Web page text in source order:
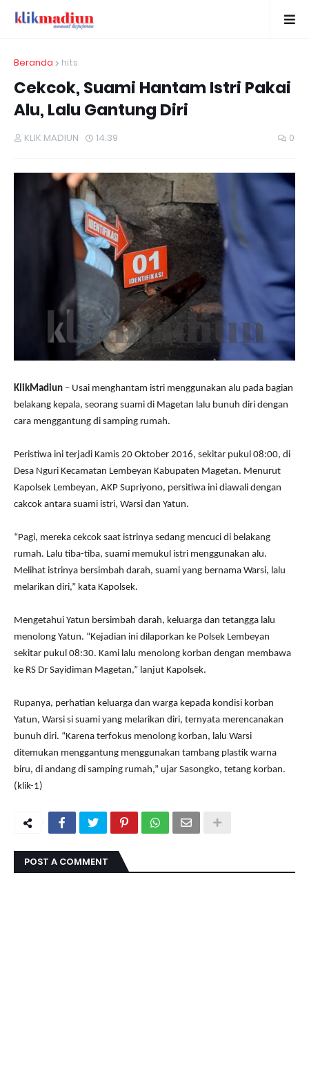
Beranda hits
Cekcok, Suami Hantam Istri Pakai
Alu, Lalu Gantung Diri
KLIK MADIUN 14.39 0
KlikMadiun – Usai menghantam istri menggunakan alu pada bagian
belakang kepala, seorang suami di Magetan lalu bunuh diri dengan
cara menggantung di samping rumah.
Peristiwa ini terjadi Kamis 20 Oktober 2016, sekitar pukul 08:00, di
Desa Nguri Kecamatan Lembeyan Kabupaten Magetan. Menurut
Kapolsek Lembeyan, AKP Supriyono, persitiwa ini diawali dengan
cakcok antara suami istri, Warsi dan Yatun.
“Pagi, mereka cekcok saat istrinya sedang mencuci di belakang
rumah. Lalu tiba-tiba, suami memukul istri menggunakan alu.
Melihat istrinya bersimbah darah, suami yang bernama Warsi, lalu
melarikan diri,” kata Kapolsek.
Mengetahui Yatun bersimbah darah, keluarga dan tetangga lalu
menolong Yatun. “Kejadian ini dilaporkan ke Polsek Lembeyan
sekitar pukul 08:30. Kami lalu menolong korban dengan membawa
ke RS Dr Sayidiman Magetan,” lanjut Kapolsek.
Rupanya, perhatian keluarga dan warga kepada kondisi korban
Yatun, Warsi si suami yang melarikan diri, ternyata merencanakan
bunuh diri. “Karena terfokus menolong korban, lalu Warsi
ditemukan menggantung menggunakan tambang plastik warna
biru, di andang di samping rumah,” ujar Sasongko, tetang korban.
(klik-1)
POST A COMMENT